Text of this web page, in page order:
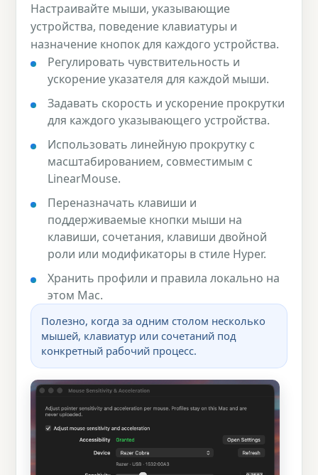
Настраивайте мыши, указывающие
устройства, поведение клавиатуры и
назначение кнопок для каждого устройства.
Регулировать чувствительность и
ускорение указателя для каждой мыши.
Задавать скорость и ускорение прокрутки
для каждого указывающего устройства.
Использовать линейную прокрутку с
масштабированием, совместимым с
LinearMouse.
Переназначать клавиши и
поддерживаемые кнопки мыши на
клавиши, сочетания, клавиши двойной
роли или модификаторы в стиле Hyper.
Хранить профили и правила локально на
этом Mac.
Полезно, когда за одним столом несколько
мышей, клавиатур или сочетаний под
конкретный рабочий процесс.